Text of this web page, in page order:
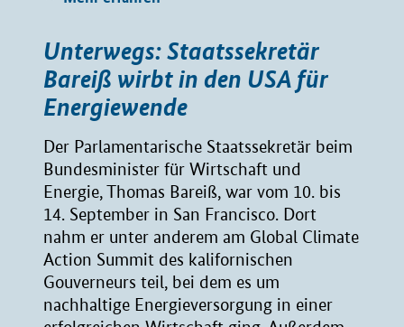
Unterwegs: Staatssekretär
Bareiß wirbt in den USA für
Energiewende
Der Parlamentarische Staatssekretär beim
Bundesminister für Wirtschaft und
Energie, Thomas Bareiß, war vom 10. bis
14. September in San Francisco. Dort
nahm er unter anderem am Global Climate
Action Summit des kalifornischen
Gouverneurs teil, bei dem es um
nachhaltige Energieversorgung in einer